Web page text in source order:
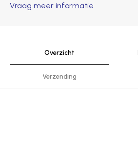
Vraag meer informatie
Overzicht
Verzending